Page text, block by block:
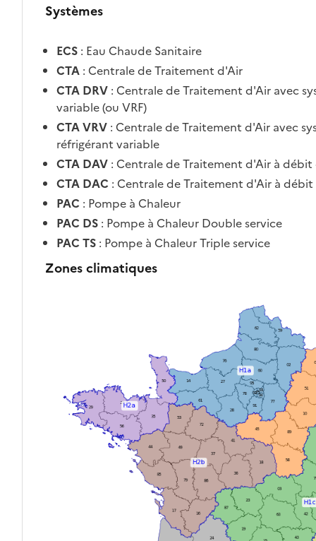
Systèmes
ECS : Eau Chaude Sanitaire
CTA : Centrale de Traitement d'Air
CTA DRV : Centrale de Traitement d'Air avec
variable (ou VRF)
CTA VRV : Centrale de Traitement d'Air avec
réfrigérant variable
CTA DAV : Centrale de Traitement d'Air à
CTA DAC : Centrale de Traitement d'Air à
PAC : Pompe à Chaleur
PAC DS : Pompe à Chaleur Double service
PAC TS : Pompe à Chaleur Triple service
Zones climatiques